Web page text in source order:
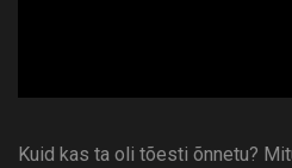
Kuid kas ta oli tõesti õnnetu?